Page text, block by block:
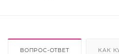
ВОПРОС-ОТВЕТ КАК